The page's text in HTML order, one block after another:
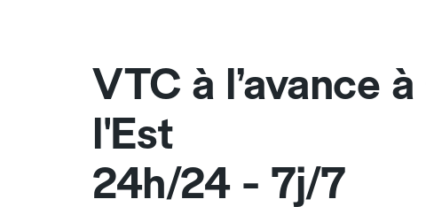
VTC à l’avance
l'Est
24h/24 - 7j/7